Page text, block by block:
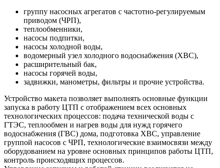
группу насосных агрегатов с частотно-регулируемым
приводом (ЧРП),
теплообменники,
насосы подпитки,
насосы холодной воды,
водомерный узел холодного водоснабжения (ХВС),
расширительный бак,
насосы горячей воды,
задвижки, манометры, фильтры и прочие устройства.
Устройство макета позволяет выполнять основные функции
запуска в работу ЦТП с отображением всех основных
технологических процессов: подача технической воды с
ГТЭС, теплообмен и нагрев воды для нужд горячего
водоснабжения (ГВС) дома, подготовка ХВС, управление
группой насосов с ЧРП, технологические взаимосвязи между
оборудованием на уровне основных принципов работы ЦТП,
контроль происходящих процессов.